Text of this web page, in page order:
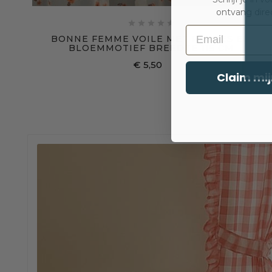
BONNE FEMME VOILE MET RUSHES EN
BLOEMMOTIEF BREEDTE 115 CM
€ 5,50
ontvang
Email
Claim